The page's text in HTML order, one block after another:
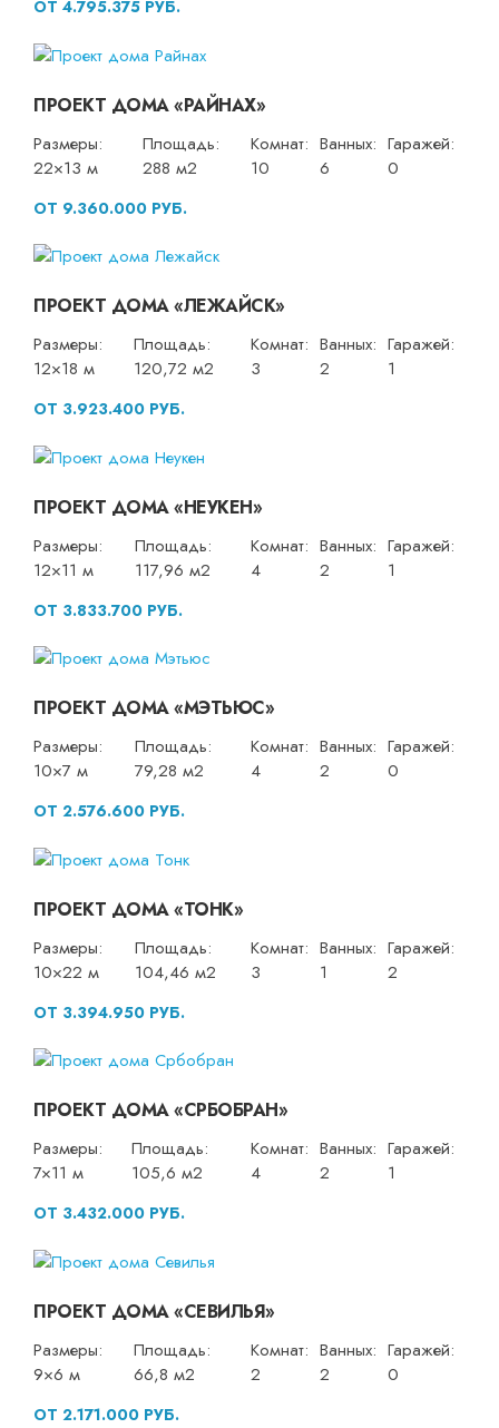
ОТ 4.795.375 РУБ.
ПРОЕКТ ДОМА «РАЙНАХ»
Размеры:
22×13 м
Площадь:
288 м2
Комнат:
10
Ванных:
6
Гаражей:
0
ОТ 9.360.000 РУБ.
ПРОЕКТ ДОМА «ЛЕЖАЙСК»
Размеры:
12×18 м
Площадь:
120,72 м2
Комнат:
3
Ванных:
2
Гаражей:
1
ОТ 3.923.400 РУБ.
ПРОЕКТ ДОМА «НЕУКЕН»
Размеры:
12×11 м
Площадь:
117,96 м2
Комнат:
4
Ванных:
2
Гаражей:
1
ОТ 3.833.700 РУБ.
ПРОЕКТ ДОМА «МЭТЬЮС»
Размеры:
10×7 м
Площадь:
79,28 м2
Комнат:
4
Ванных:
2
Гаражей:
0
ОТ 2.576.600 РУБ.
ПРОЕКТ ДОМА «ТОНК»
Размеры:
10×22 м
Площадь:
104,46 м2
Комнат:
3
Ванных:
1
Гаражей:
2
ОТ 3.394.950 РУБ.
ПРОЕКТ ДОМА «СРБОБРАН»
Размеры:
7×11 м
Площадь:
105,6 м2
Комнат:
4
Ванных:
2
Гаражей:
1
ОТ 3.432.000 РУБ.
ПРОЕКТ ДОМА «СЕВИЛЬЯ»
Размеры:
9×6 м
Площадь:
66,8 м2
Комнат:
2
Ванных:
2
Гаражей:
0
ОТ 2.171.000 РУБ.